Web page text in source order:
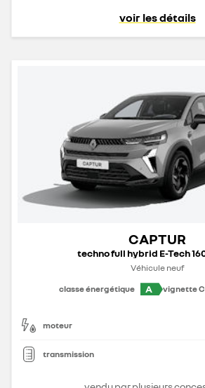
voir les détails
CAPTUR
techno full hybrid E-Tech
Véhicule neuf
classe énergétique
A vignette
moteur
transmission